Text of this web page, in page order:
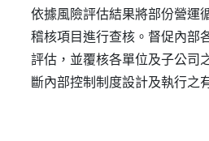
依據風險評估結果將部份營運
稽核項目進行查核。督促內部
評估，並覆核各單位及子公司
斷內部控制制度設計及執行之